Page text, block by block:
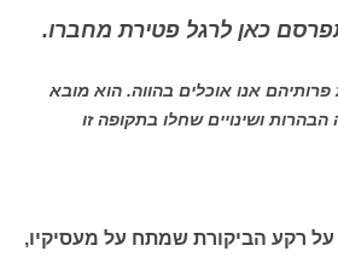
אנו אוכלים בהווה. הוא מובא
הבהרות ושינויים שחלו בתקופה זו
על רקע הביקורת שמתח על מעסיקיו,